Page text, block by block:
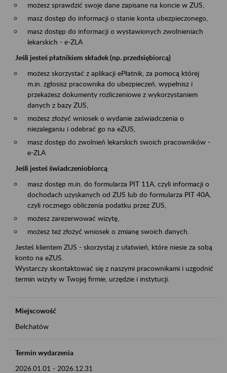
możesz sprawdzić swoje dane zapisane na koncie w ZUS,
masz dostęp do informacji o stanie konta ubezpieczonego,
masz dostęp do informacji o wystawionych zwolnieniach
lekarskich - e-ZLA
Jeśli jesteś płatnikiem składek (np. przedsiębiorcą)
możesz skorzystać z aplikacji ePłatnik, za pomocą której
m.in. zgłosisz pracownika do ubezpieczeń, wypełnisz i
przekażesz dokumenty rozliczeniowe z wykorzystaniem
danych z bazy ZUS,
możesz złożyć wniosek o wydanie zaświadczenia o
niezaleganiu i odebrać go na eZUS,
masz dostęp do zwolnień lekarskich swoich pracowników -
e-ZLA
Jeśli jesteś świadczeniobiorcą
masz dostęp m.in. do formularza PIT 11A, czyli informacji o
dochodach uzyskanych od ZUS lub do formularza PIT 40A,
czyli rocznego obliczenia podatku przez ZUS,
możesz zarezerwować wizytę,
możesz też złożyć wniosek o zmianę swoich danych.
Jesteś klientem ZUS - skorzystaj z ułatwień, które niesie za sobą
konto na eZUS.
Wystarczy skontaktować się z naszymi pracownikami i uzgodnić
termin wizyty w Twojej firmie, urzędzie i instytucji.
Miejscowość
Bełchatów
Termin wydarzenia
2026.01.01 - 2026.12.31